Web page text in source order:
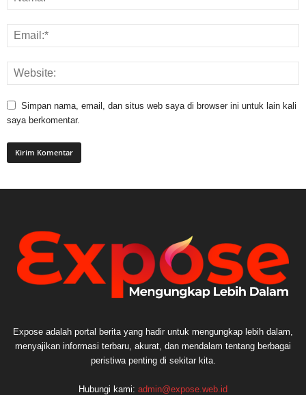
Simpan nama, email, dan situs web saya di browser ini untuk lain kali
saya berkomentar.
Expose adalah portal berita yang hadir untuk mengungkap lebih dalam,
menyajikan informasi terbaru, akurat, dan mendalam tentang berbagai
peristiwa penting di sekitar kita.
Hubungi kami: admin@expose.web.id